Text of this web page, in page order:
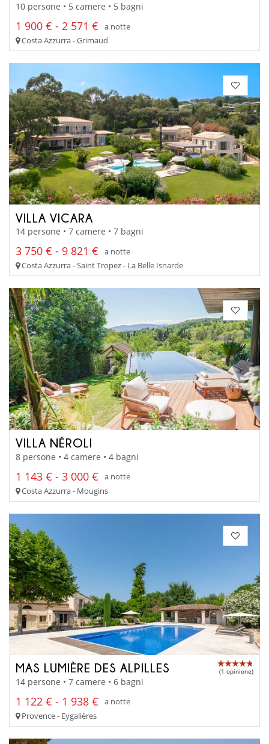
10 persone • 5 camere • 5 bagni
1 900 € - 2 571 €
a notte
Costa Azzurra - Grimaud
VILLA VICARA
14 persone • 7 camere • 7 bagni
3 750 € - 9 821 €
a notte
Costa Azzurra - Saint Tropez - La Belle Isnarde
VILLA NÉROLI
8 persone • 4 camere • 4 bagni
1 143 € - 3 000 €
a notte
Costa Azzurra - Mougins
MAS LUMIÈRE DES ALPILLES (1 opinione)
14 persone • 7 camere • 6 bagni
1 122 € - 1 938 €
a notte
Provence - Eygalières